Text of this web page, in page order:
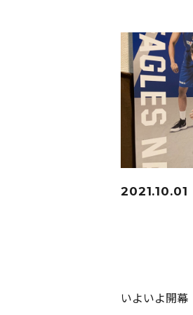
2021.10.01
いよいよ開幕